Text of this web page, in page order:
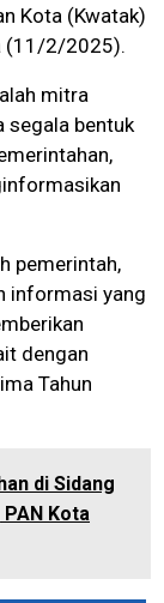
Kota (Kwatak)
(11/2/2025).
mitra
segala bentuk
pemerintah,
informasi yang
dengan
Tahun
di Sidang
Kota